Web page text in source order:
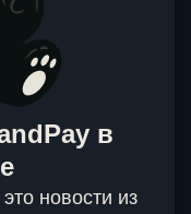
в
новости из